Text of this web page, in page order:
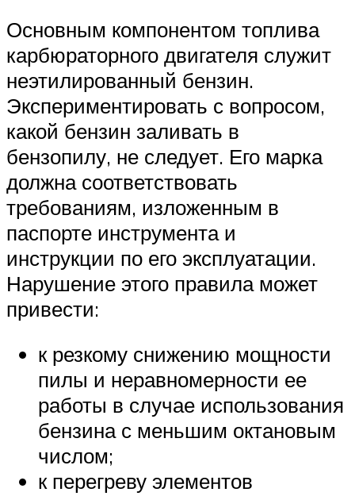
Основным компонентом топлива
карбюраторного двигателя служит
неэтилированный бензин.
Экспериментировать с вопросом,
какой бензин заливать в
бензопилу, не следует. Его марка
должна соответствовать
требованиям, изложенным в
паспорте инструмента и
инструкции по его эксплуатации.
Нарушение этого правила может
привести:
к резкому снижению мощности
пилы и неравномерности ее
работы в случае использования
бензина с меньшим октановым
числом;
к перегреву элементов